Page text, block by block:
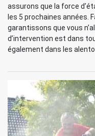
assurons que la force
les 5 prochaines années.
garantissons que vous
d’intervention est dans
également dans les